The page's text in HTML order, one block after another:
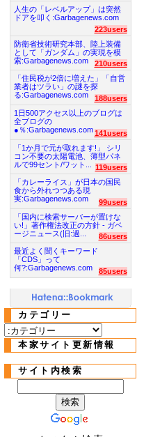
人生の「レベルアップ」は突然
ドアを叩く:Garbagenews.com
223users
防衛省技術研究本部、陸上装備
として「ガンダム」の実現を模
索:Garbagenews.com
210users
「住民税が2倍に増えた」「自営
業者はツラい」の謎を探
る:Garbagenews.com
188users
1日500アクセス以上のブログは
全ブログの
●％:Garbagenews.com 141users
「1か月で元が取れます!」 シリ
コン不要の太陽電池、薄型パネ
ルで99セント/ワット...
119users
「カレーライス」が日本の国民
食から外れつつある現
実:Garbagenews.com
99users
「国内に検索サーバーが置けな
い!」著作権法改正の方針 - ガベ
ージニュース(旧:過...
86users
最近よく聞くキーワード
「CDS」って
何?:Garbagenews.com
85users
カテゴリー
本家サイト更新情報
サイト内検索